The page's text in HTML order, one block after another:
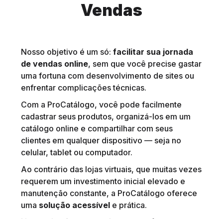
Vendas
Nosso objetivo é um só: facilitar sua jornada
de vendas online, sem que você precise gastar
uma fortuna com desenvolvimento de sites ou
enfrentar complicações técnicas.
Com a ProCatálogo, você pode facilmente
cadastrar seus produtos, organizá-los em um
catálogo online e compartilhar com seus
clientes em qualquer dispositivo — seja no
celular, tablet ou computador.
Ao contrário das lojas virtuais, que muitas vezes
requerem um investimento inicial elevado e
manutenção constante, a ProCatálogo oferece
uma solução acessível e prática.